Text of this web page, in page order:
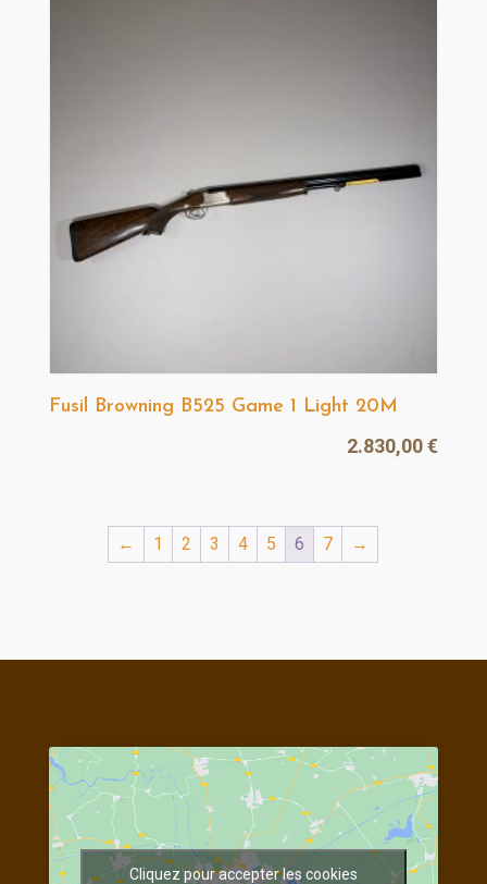
Fusil Browning B525 Game 1 Light 20M
2.830,00€
← 1 2 3 4 5 6 7 →
Cliquez pour accepter les cookies